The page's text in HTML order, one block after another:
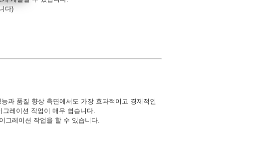
다)
과 품질 향상 측면에서도 가장 효과적이고 경제적인
레이션 작업이 매우 쉽습니다.
그레이션 작업을 할 수 있습니다.